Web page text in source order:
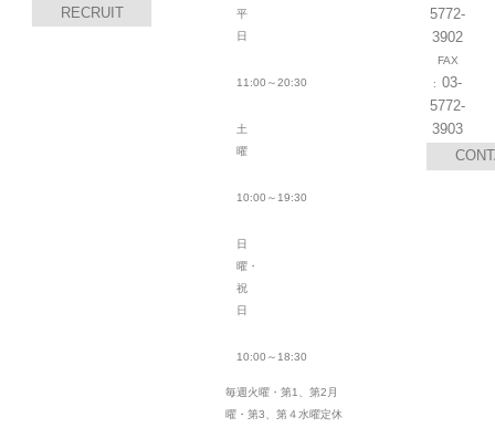
RECRUIT
平
日
11:00～20:30
土
曜
10:00～19:30
日
曜・
祝
日
10:00～18:30
毎週火曜・第1、第2月
曜・第3、第４水曜定休
5772-
3902
03-
5772-
3903